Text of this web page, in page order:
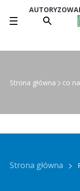
Strona główna co
Strona główna